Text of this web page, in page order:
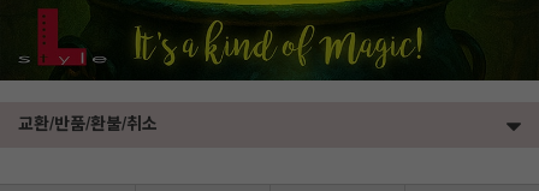
교환/반품/환불/취소